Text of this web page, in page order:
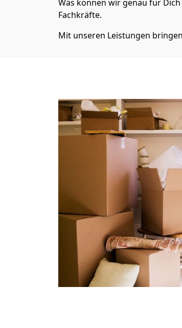
Was können wir genau für
Fachkräfte.
Mit unseren Leistungen